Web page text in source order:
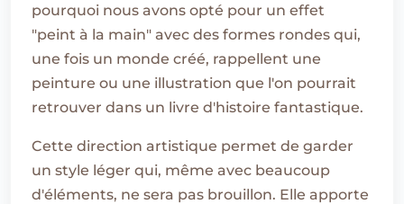
pourquoi nous avons opté pour un effet
"peint à la main" avec des formes rondes qui,
une fois un monde créé, rappellent une
peinture ou une illustration que l'on pourrait
retrouver dans un livre d'histoire fantastique.
Cette direction artistique permet de garder
un style léger qui, même avec beaucoup
d'éléments, ne sera pas brouillon. Elle apporte